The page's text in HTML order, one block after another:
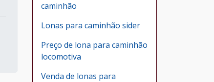
caminhão
Lonas para caminhão sider
Preço de lona para caminhão
locomotiva
Venda de lonas para